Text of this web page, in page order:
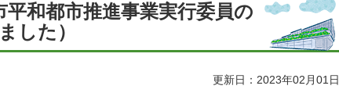
平和都市推進事業実行委員の
した）
更新日：2023年02月01日